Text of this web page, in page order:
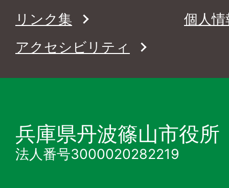
リンク集
個人
アクセシビリティ
兵庫県丹波篠山市役所
法人番号3000020282219